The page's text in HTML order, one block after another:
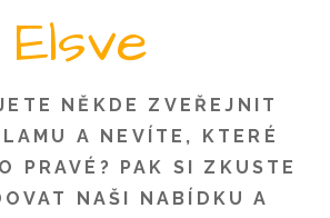
Elsve
NĚKDE ZVEŘEJNIT
A NEVÍTE, KTERÉ
PRAVÉ? PAK SI ZKUSTE
NAŠI NABÍDKU A